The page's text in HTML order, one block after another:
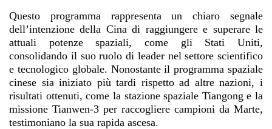
Questo programma rappresenta un chiaro segnale
dell’intenzione della Cina di raggiungere e superare le
attuali potenze spaziali, come gli Stati Uniti,
consolidando il suo ruolo di leader nel settore scientifico
e tecnologico globale. Nonostante il programma spaziale
cinese sia iniziato più tardi rispetto ad altre nazioni, i
risultati ottenuti, come la stazione spaziale Tiangong e la
missione Tianwen-3 per raccogliere campioni da Marte,
testimoniano la sua rapida ascesa.